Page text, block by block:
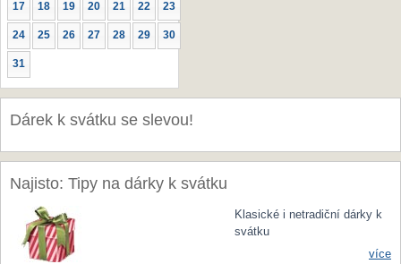
17 18 19 20 21 22 23
24 25 26 27 28 29 30
31
Dárek k svátku se slevou!
Najisto: Tipy na dárky k svátku
Klasické i netradiční dárky k
svátku
více